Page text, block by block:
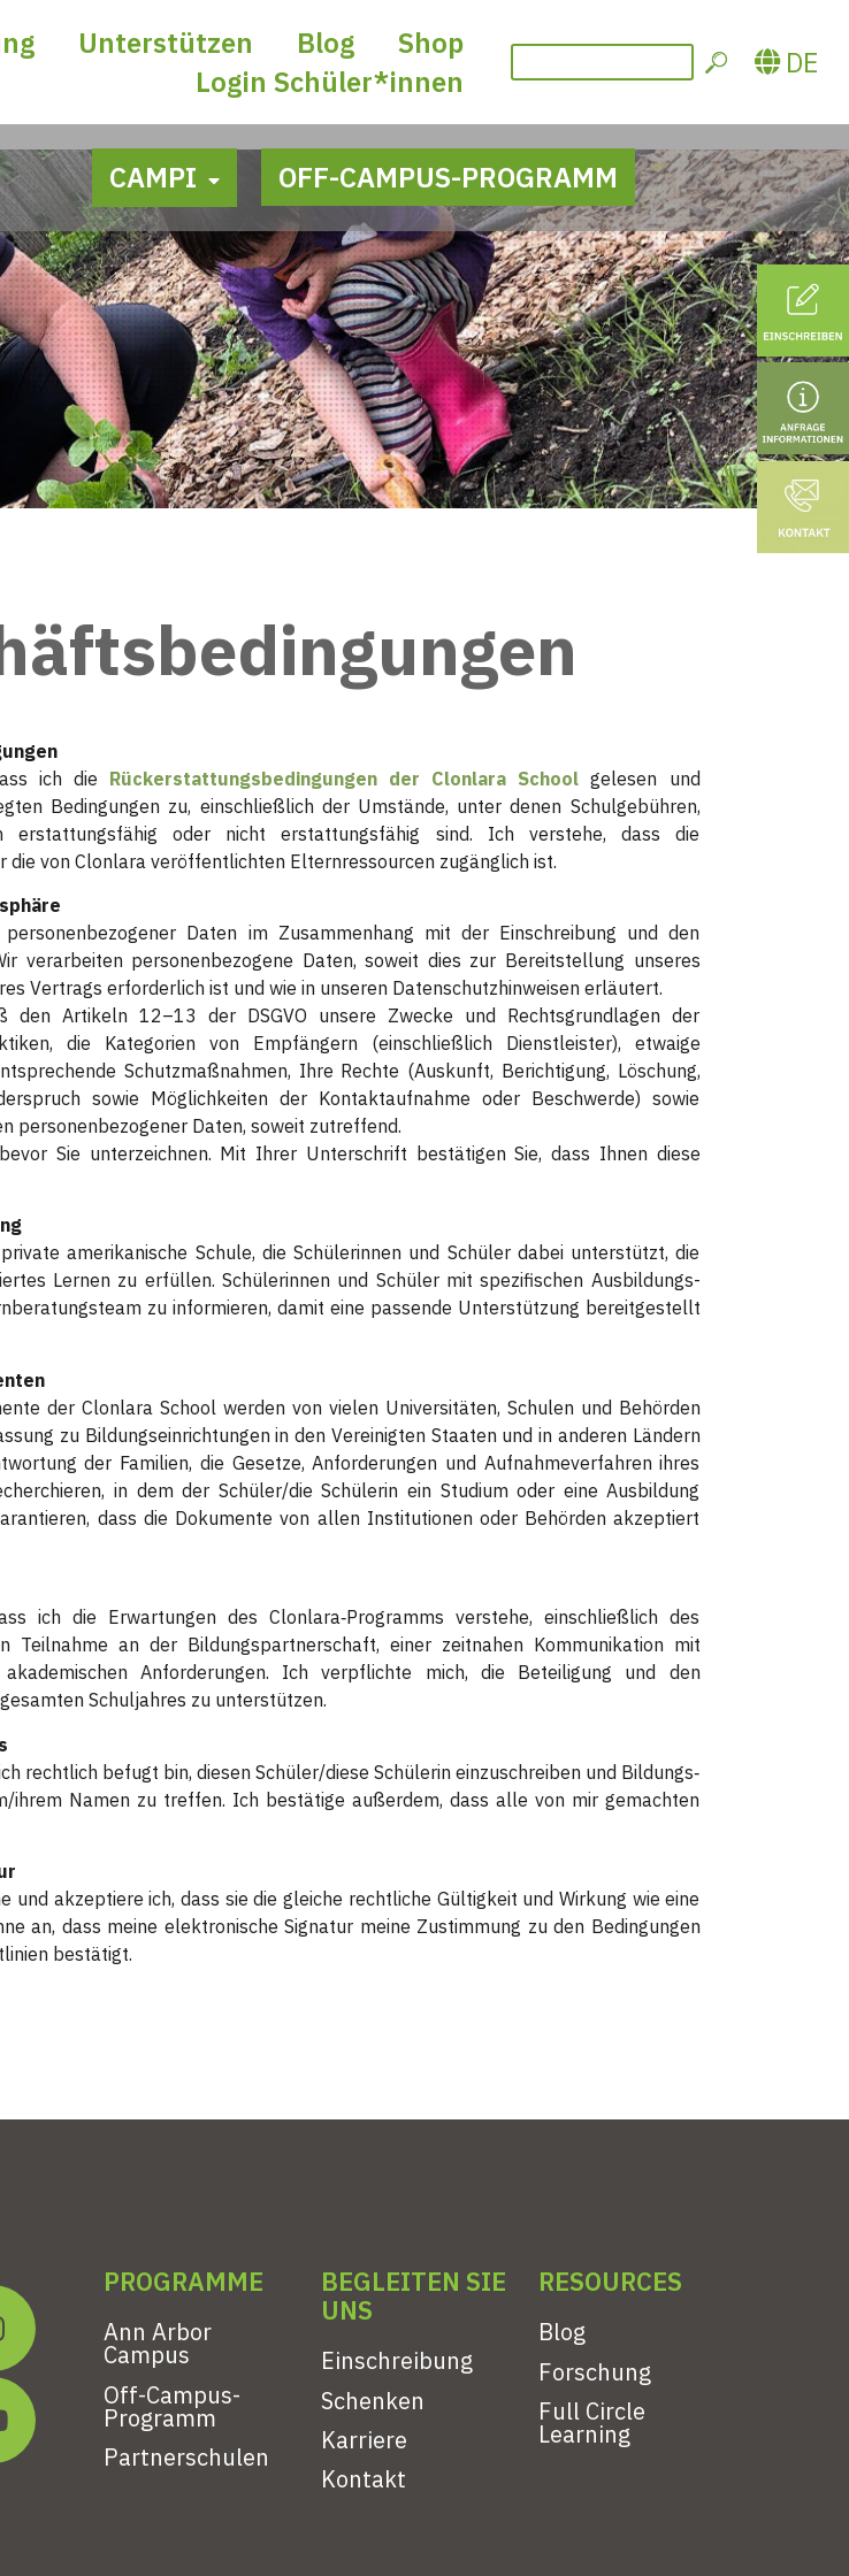
Unterstützen Blog
Shop
Login Schüler*innen
DE
CAMPI OFF-CAMPUS-PROGRAMM
ich die Rückerstattungsbedingungen der Clonlara School gelesen und
Bedingungen zu, einschließlich der Umstände, unter denen Schulgebühren,
erstattungsfähig oder nicht erstattungsfähig sind. Ich verstehe, dass die
von Clonlara veröffentlichten Elternressourcen zugänglich ist.
Daten im Zusammenhang mit der Einschreibung und den
verarbeiten personenbezogene Daten, soweit dies zur Bereitstellung unseres
Vertrags erforderlich ist und wie in unseren Datenschutzhinweisen erläutert.
den Artikeln 12–13 der DSGVO unsere Zwecke und Rechtsgrundlagen der
die Kategorien von Empfängern (einschließlich Dienstleister), etwaige
Schutzmaßnahmen, Ihre Rechte (Auskunft, Berichtigung, Löschung,
sowie Möglichkeiten der Kontaktaufnahme oder Beschwerde) sowie
personenbezogener Daten, soweit zutreffend.
Sie unterzeichnen. Mit Ihrer Unterschrift bestätigen Sie, dass Ihnen diese
amerikanische Schule, die Schülerinnen und Schüler dabei unterstützt, die
Lernen zu erfüllen. Schülerinnen und Schüler mit spezifischen Ausbildungs-
zu informieren, damit eine passende Unterstützung bereitgestellt
der Clonlara School werden von vielen Universitäten, Schulen und Behörden
zu Bildungseinrichtungen in den Vereinigten Staaten und in anderen Ländern
der Familien, die Gesetze, Anforderungen und Aufnahmeverfahren ihres
in dem der Schüler/die Schülerin ein Studium oder eine Ausbildung
dass die Dokumente von allen Institutionen oder Behörden akzeptiert
ich die Erwartungen des Clonlara‑Programms verstehe, einschließlich des
Teilnahme an der Bildungspartnerschaft, einer zeitnahen Kommunikation mit
Anforderungen. Ich verpflichte mich, die Beteiligung und den
Schuljahres zu unterstützen.
rechtlich befugt bin, diesen Schüler/diese Schülerin einzuschreiben und Bildungs‑
ihrem Namen zu treffen. Ich bestätige außerdem, dass alle von mir gemachten
und akzeptiere ich, dass sie die gleiche rechtliche Gültigkeit und Wirkung wie eine
an, dass meine elektronische Signatur meine Zustimmung zu den Bedingungen
bestätigt.
PROGRAMME
Ann Arbor
Campus
Off-Campus-
Programm
Partnerschulen
BEGLEITEN SIE
UNS
Einschreibung
Schenken
Karriere
Kontakt
RESOURCES
Blog
Forschung
Full Circle
Learning